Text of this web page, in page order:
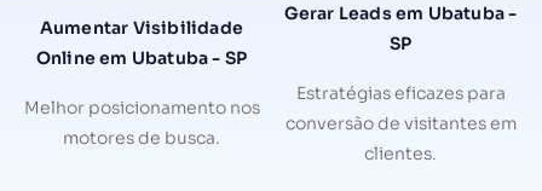
Aumentar Visibilidade
Online em Ubatuba - SP
Melhor posicionamento nos
motores de busca.
Gerar Leads em Ubatuba -
SP
Estratégias eficazes para
conversão de visitantes em
clientes.